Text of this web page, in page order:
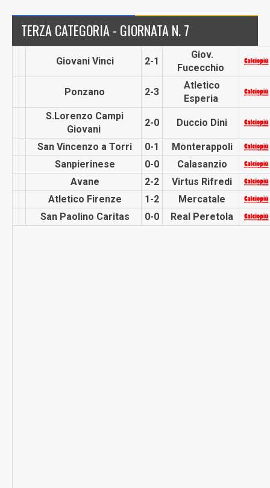
TERZA CATEGORIA - GIORNATA N. 7
Giovani Vinci 2-1
Giov.
Fucecchio
Ponzano 2-3
Atletico
Esperia
S.Lorenzo Campi
Giovani
2-0 Duccio Dini
San Vincenzo a Torri 0-1
Monterap­poli
Sanpieri­nese
0-0
Calasanzio
Avane
2-2
Virtus Rifredi
Atletico Firenze
1-2
Mercatale
San Paolino Caritas
0-0 Real Peretola